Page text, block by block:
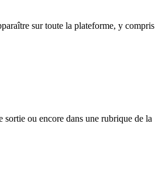
sur toute la plateforme, y compris
sortie ou encore dans une rubrique de la